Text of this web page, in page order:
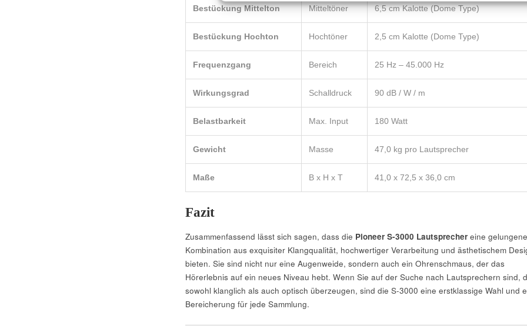
Bestückung Mittelton Mitteltöner 6,5 cm Kalotte (Dome Type)
Bestückung Hochton Hochtöner 2,5 cm Kalotte (Dome Type)
Frequenzgang Bereich 25 Hz – 45.000 Hz
Wirkungsgrad Schalldruck 90 dB / W / m
Belastbarkeit Max. Input 180 Watt
Gewicht Masse 47,0 kg pro Lautsprecher
Maße B x H x T 41,0 x 72,5 x 36,0 cm
Fazit
Zusammenfassend lässt sich sagen, dass die Pioneer S-3000 Lautsprechereine gelungene
Kombination aus exquisiter Klangqualität, hochwertiger Verarbeitung und ästhetischem
bieten. Sie sind nicht nur eine Augenweide, sondern auch ein Ohrenschmaus, der das
Hörerlebnis auf ein neues Niveau hebt. Wenn Sie auf der Suche nach Lautsprechern sind,
sowohl klanglich als auch optisch überzeugen, sind die S-3000 eine erstklassige Wahl und
Bereicherung für jede Sammlung.